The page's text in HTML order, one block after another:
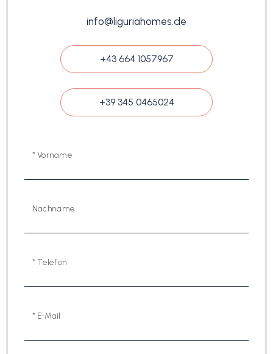
info@liguriahomes.de
+43 664 1057967
+39 345 0465024
* Vorname
Nachname
* Telefon
* E-Mail